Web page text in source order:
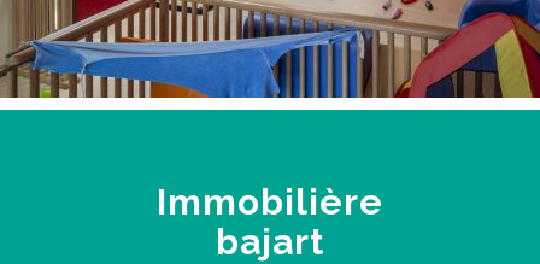
Immobilière
bajart